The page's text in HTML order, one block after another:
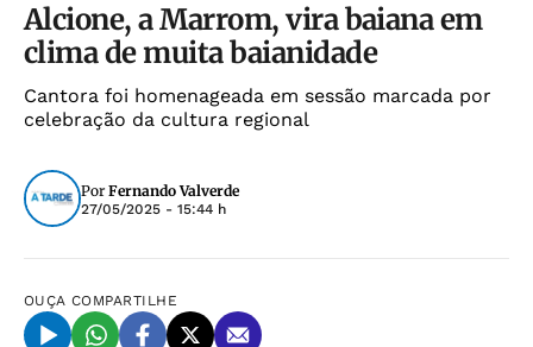
Alcione, a Marrom, vira baiana em
clima de muita baianidade
Cantora foi homenageada em sessão marcada por
celebração da cultura regional
Por Fernando Valverde
27/05/2025 - 15:44 h
OUÇA COMPARTILHE